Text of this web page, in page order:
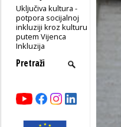
Uključiva kultura -
potpora socijalnoj
inkluziji kroz kulturu
putem Vijenca
Inkluzija